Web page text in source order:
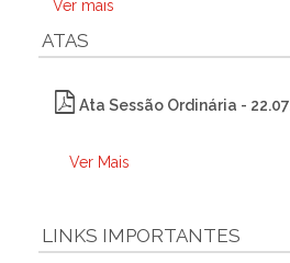
Ver mais
ATAS
Ata Sessão Ordinária -
Ver Mais
LINKS IMPORTANTES